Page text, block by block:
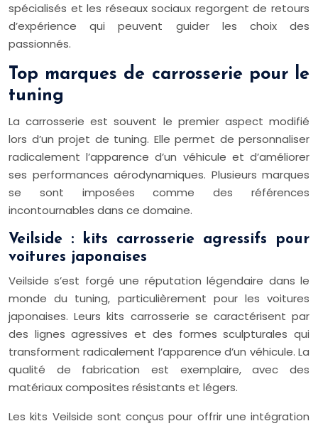
spécialisés et les réseaux sociaux regorgent de retours
d’expérience qui peuvent guider les choix des
passionnés.
Top marques de carrosserie pour le
tuning
La carrosserie est souvent le premier aspect modifié
lors d’un projet de tuning. Elle permet de personnaliser
radicalement l’apparence d’un véhicule et d’améliorer
ses performances aérodynamiques. Plusieurs marques
se sont imposées comme des références
incontournables dans ce domaine.
Veilside : kits carrosserie agressifs pour
voitures japonaises
Veilside s’est forgé une réputation légendaire dans le
monde du tuning, particulièrement pour les voitures
japonaises. Leurs kits carrosserie se caractérisent par
des lignes agressives et des formes sculpturales qui
transforment radicalement l’apparence d’un véhicule. La
qualité de fabrication est exemplaire, avec des
matériaux composites résistants et légers.
Les kits Veilside sont conçus pour offrir une intégration